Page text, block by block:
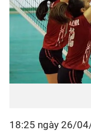
18:25 ngày 26/